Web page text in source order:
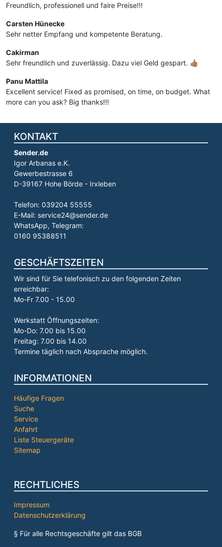
Freundlich, professionell und faire Preise!!!
Carsten Hünecke
Sehr netter Empfang und kompetente Beratung.
Cakirman
Sehr freundlich und zuverlässig. Dazu viel Geld gespart. 👍🏽
Panu Mattila
Excellent service! Fixed as promised, on time, on budget. What
more can you ask? Big thanks!!!
KONTAKT
Sender.de
Igor Arbanas e.K.
Gewerbestrasse 6
D-39167 Hohe Börde - Irxleben
Telefon: 039204 55555
E-Mail: service24@sender.de
WhatsApp, Telegram:
0160 95388511
GESCHÄFTSZEITEN
Wir sind für Sie telefonisch zu den folgenden Zeiten
erreichbar:
Mo-Fr 7.00 - 15.00
Werkstatt Öffnungszeiten:
Mo-Do: 7.00 bis 15.00
Freitag: 7.00 bis 14.00
Termine täglich nach Absprache möglich.
INFORMATIONEN
Häufige Fragen
Suche
Service
Anfahrt
Liste Steuergeräte
Sitemap
RECHTLICHES
Impressum
Datenschutzerklärung
§ Für alle Rechtsgeschäfte gilt das BGB